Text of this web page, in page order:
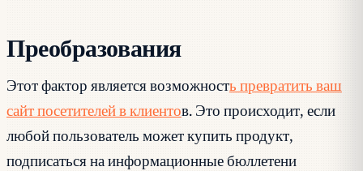
Преобразования
Этот фактор является возможность превратить ваш
сайт посетителей в клиентов. Это происходит, если
любой пользователь может купить продукт,
подписаться на информационные бюллетени